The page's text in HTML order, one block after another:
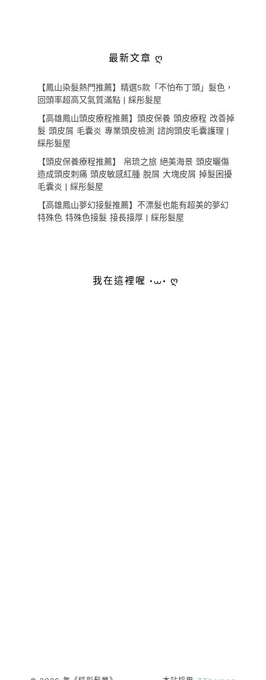
最新文章 ღ
【鳳山染髮熱門推薦】精選5款「不怕布丁頭」髮色，
回頭率超高又氣質滿點 | 綵彤髮屋
【高雄鳳山頭皮療程推薦】頭皮保養 頭皮療程 改善掉
髮 頭皮屑 毛囊炎 專業頭皮檢測 諮詢頭皮毛囊護理 |
綵彤髮屋
【頭皮保養療程推薦】 帛琉之旅 絕美海景 頭皮曬傷
造成頭皮刺痛 頭皮敏感紅腫 脫屑 大塊皮屑 掉髮困擾
毛囊炎 | 綵彤髮屋
【高雄鳳山夢幻接髮推薦】不漂髮也能有超美的夢幻
特殊色 特殊色接髮 接長接厚 | 綵彤髮屋
我在這裡喔 •⩊• ღ